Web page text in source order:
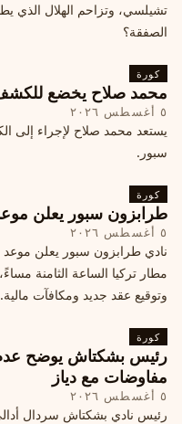
تشيلسي، وتزاحم الهلال الذي
الصفقة؟
كورة
محمد صلاح يخضع
٥ أغسطس ٢٠٢٦
يستعد محمد صلاح لإجراء إلى
سبور.
كورة
طرابزون سبور يعلن
٥ أغسطس ٢٠٢٦
نادي طرابزون سبور يعلن
مطار تركيا الساعة الثامنة
وتوقيع عقد جديد ومكافآت مالية.
كورة
رئيس بشكتاش يوضح
مفاوضات مع دياز
٥ أغسطس ٢٠٢٦
رئيس نادي بشكتاش سردال